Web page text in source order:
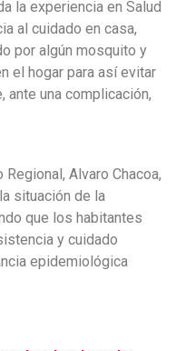
la experiencia en Salud
al cuidado en casa,
por algún mosquito y
el hogar para así evitar
una complicación,
Alvaro Chacoa,
situación de la
que los habitantes
y cuidado
epidemiológica